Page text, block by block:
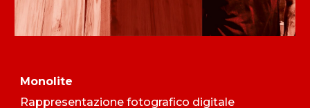
Monolite
Rappresentazione fotografico digitale